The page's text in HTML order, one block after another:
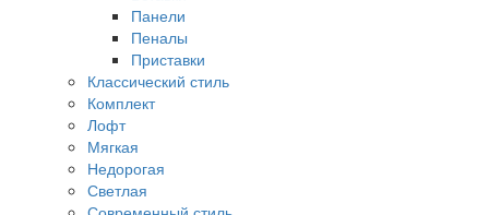
Панели
Пеналы
Приставки
Классический стиль
Комплект
Лофт
Мягкая
Недорогая
Светлая